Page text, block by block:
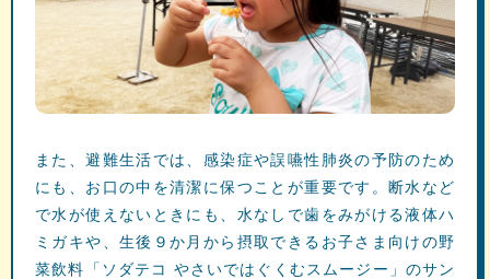
また、避難生活では、感染症や誤嚥性肺炎の予防のため
にも、お口の中を清潔に保つことが重要です。断水など
で水が使えないときにも、水なしで歯をみがける液体ハ
ミガキや、生後９か月から摂取できるお子さま向けの野
菜飲料「ソダテコ やさいではぐくむスムージー」のサン